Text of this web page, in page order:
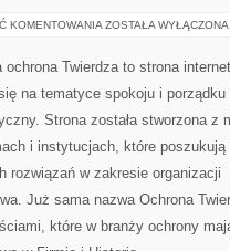
KOMENTOWANIA BEZPIECZEŃSTWO
ZOSTAŁA WYŁĄCZONA
ochrona Twierdza to strona
na tematyce spokoju i porządku
Strona została stworzona z
i instytucjach, które poszukują
rozwiązań w zakresie organizacji
Już sama nazwa Ochrona
które w branży ochrony